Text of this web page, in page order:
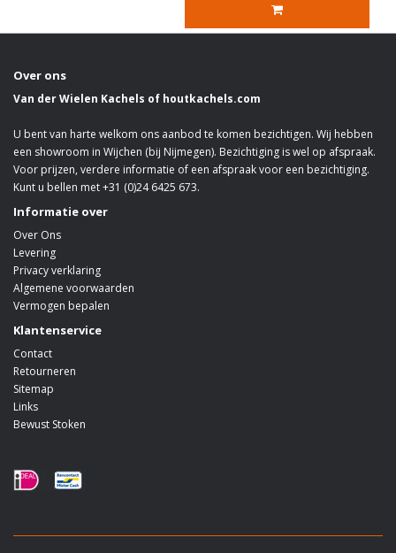
Over ons
Van der Wielen Kachels of houtkachels.com
U bent van harte welkom ons aanbod te komen bezichtigen. Wij hebben
een showroom in Wijchen (bij Nijmegen). Bezichtiging is wel op afspraak.
Voor prijzen, verdere informatie of een afspraak voor een bezichtiging.
Kunt u bellen met +31 (0)24 6425 673.
Informatie over
Over Ons
Levering
Privacy verklaring
Algemene voorwaarden
Vermogen bepalen
Klantenservice
Contact
Retourneren
Sitemap
Links
Bewust Stoken